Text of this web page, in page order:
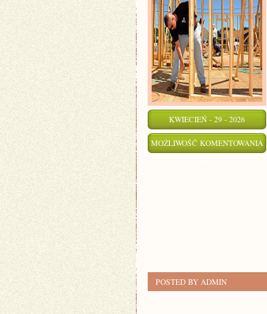
KWIECIEŃ - 29 - 2026
MOŻLIWOŚĆ KOMENTOWANIA
POSTED BY ADMIN